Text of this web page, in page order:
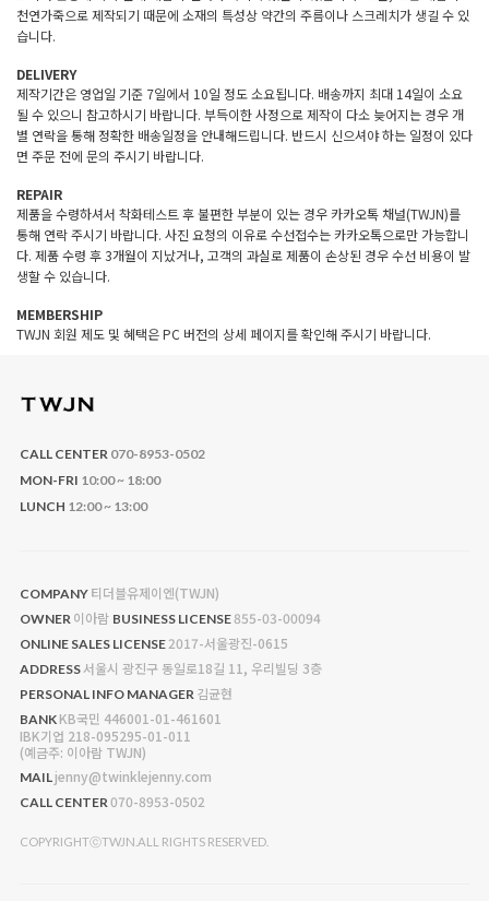
천연가죽으로 제작되기 때문에 소재의 특성상 약간의 주름이나 스크레치가 생길 수 있
습니다.
DELIVERY
제작기간은 영업일 기준 7일에서 10일 정도 소요됩니다. 배송까지 최대 14일이 소요
될 수 있으니 참고하시기 바랍니다. 부득이한 사정으로 제작이 다소 늦어지는 경우 개
별 연락을 통해 정확한 배송일정을 안내해드립니다. 반드시 신으셔야 하는 일정이 있다
면 주문 전에 문의 주시기 바랍니다.
REPAIR
제품을 수령하셔서 착화테스트 후 불편한 부분이 있는 경우 카카오톡 채널(TWJN)를
통해 연락 주시기 바랍니다. 사진 요청의 이유로 수선접수는 카카오톡으로만 가능합니
다. 제품 수령 후 3개월이 지났거나, 고객의 과실로 제품이 손상된 경우 수선 비용이 발
생할 수 있습니다.
MEMBERSHIP
TWJN 회원 제도 및 혜택은 PC 버전의 상세 페이지를 확인해 주시기 바랍니다.
CALL CENTER 070-8953-0502
MON-FRI 10:00 ~ 18:00
LUNCH 12:00 ~ 13:00
COMPANY 티더블유제이엔(TWJN)
OWNER 이아람 BUSINESS LICENSE855-03-00094
ONLINE SALES LICENSE 2017-서울광진-0615
ADDRESS서울시 광진구 동일로18길 11, 우리빌딩 3층
PERSONAL INFO MANAGER 김균현
BANK KB국민 446001-01-461601
IBK기업 218-095295-01-011
(예금주: 이아람 TWJN)
MAIL jenny@twinklejenny.com
CALL CENTER 070-8953-0502
COPYRIGHTⓒTWJN.ALL RIGHTS RESERVED.